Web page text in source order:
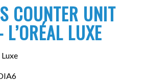
COUNTER UNIT
LUXE